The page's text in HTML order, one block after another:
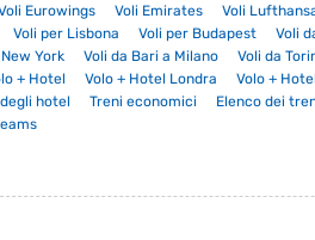
Eurowings Voli Emirates Voli
Voli per Lisbona Voli per Budapest Voli
York
Voli da Bari a Milano Voli da
+ Hotel
Volo + Hotel Londra Volo +
hotel
Treni economici Elenco dei